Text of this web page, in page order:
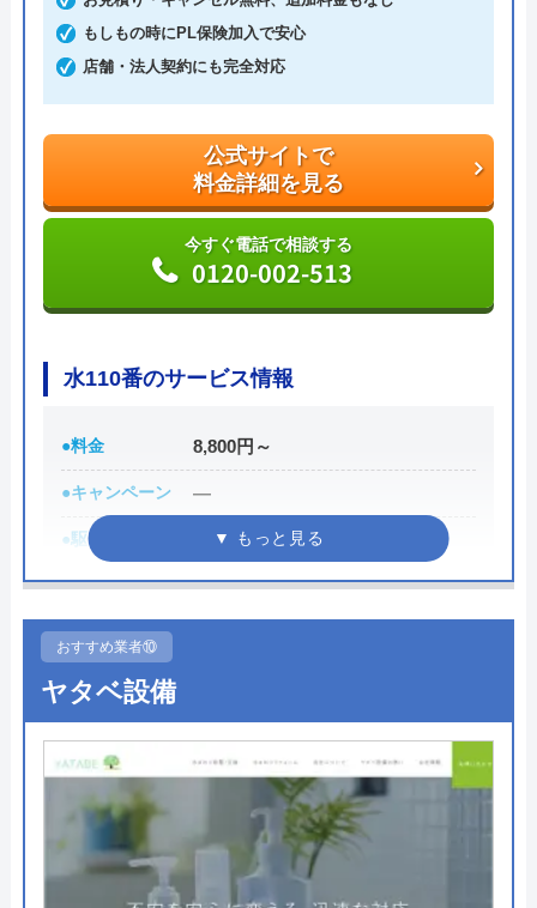
おすすめポイントとしてはこれまでの施工対応実績
は240万件以上と豊富な実績数があり、また最短5分
で業者を手配してくれて最短30分でスピード駆け付
けしてくれるところです。
また、取扱いメーカーに関しても幅広いため、水ま
う。
もちろん見積もりは無料ですし、出張・キャンセル
についても無料ですので、まずはサイトを覗いてみ
てはいかがでしょうか？
公式サイトで
水の生活救急車の基本情報
運営会社 株式会社生活救急車
もしもの時にPL保険加入で安心
店舗・法人契約にも完全対応
公式サイトで
料金詳細を見る
今すぐ電話で相談する
0120-002-513
水110番のサービス情報
●料金 8,800円～
●キャンペーン ―
●駆けつけ時間 最短30分
●受付時間 24時間
●定休日
●出張見積もり
●支払い方法 現金、クレジットカード
●累計実績 修理実績119万件
●保証・保険
詳細は公式HPでご確認ください
おすすめ業者⑩
ヤタベ設備